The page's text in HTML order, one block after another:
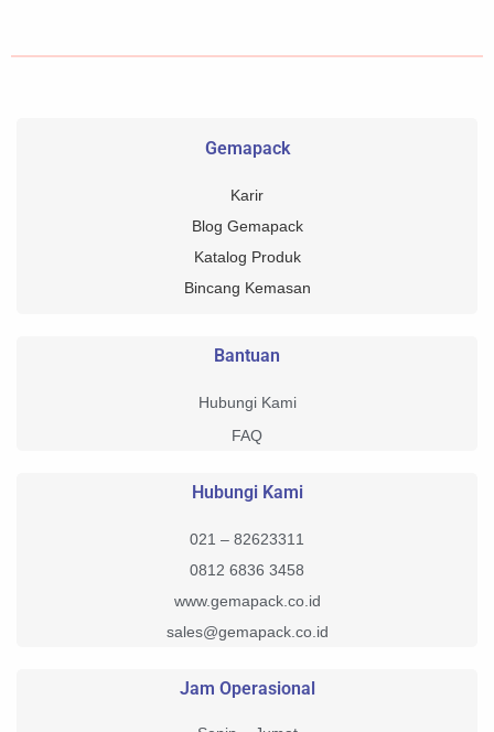
Gemapack
Karir
Blog Gemapack
Katalog Produk
Bincang Kemasan
Bantuan
Hubungi Kami
FAQ
Hubungi Kami
021 – 82623311
0812 6836 3458
www.gemapack.co.id
sales@gemapack.co.id
Jam Operasional